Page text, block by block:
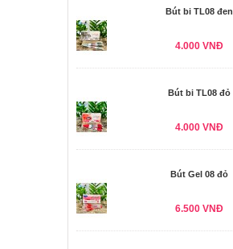
Bút bi TL08 đen
4.000 VNĐ
Bút bi TL08 đỏ
4.000 VNĐ
Bút Gel 08 đỏ
6.500 VNĐ